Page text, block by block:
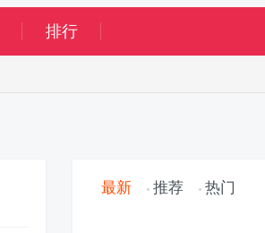
排行
最新 推荐 热门